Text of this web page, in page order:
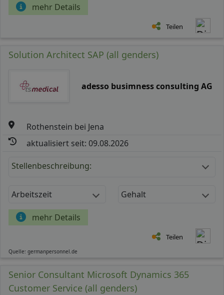
mehr Details
Teilen
Solution Architect SAP (all genders)
adesso busimness consulting AG
Rothenstein bei Jena
aktualisiert seit: 09.08.2026
Stellenbeschreibung:
Arbeitszeit Gehalt
mehr Details
Teilen
Quelle: germanpersonnel.de
Senior Consultant Microsoft Dynamics 365
Customer Service (all genders)